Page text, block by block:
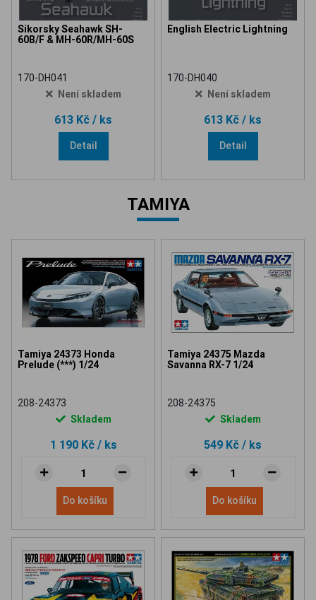
Sikorsky Seahawk SH-
60B/F & MH-60R/MH-60S
170-DH041
Není skladem
613 Kč / ks
Detail
English Electric Lightning
170-DH040
Není skladem
613 Kč / ks
Detail
TAMIYA
Tamiya 24373 Honda
Prelude (***) 1/24
208-24373
Skladem
1 190 Kč / ks
Do košíku
Tamiya 24375 Mazda
Savanna RX-7 1/24
208-24375
Skladem
549 Kč / ks
Do košíku